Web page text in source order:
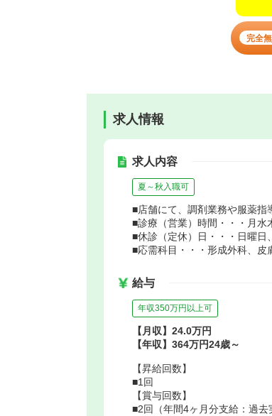
完全
求人情報
求人内容
夏～秋入職可
■店舗にて、調剤業務や服薬指
■診療（営業）時間・・・月
■休診（定休）日・・・日曜日
■応需科目・・・形成外科、皮
給与
年収350万円以上可
【月収】24.0万円
【年収】364万円24歳～
【昇給回数】
■1回
【賞与回数】
■2回（年間4ヶ月分支給：過去